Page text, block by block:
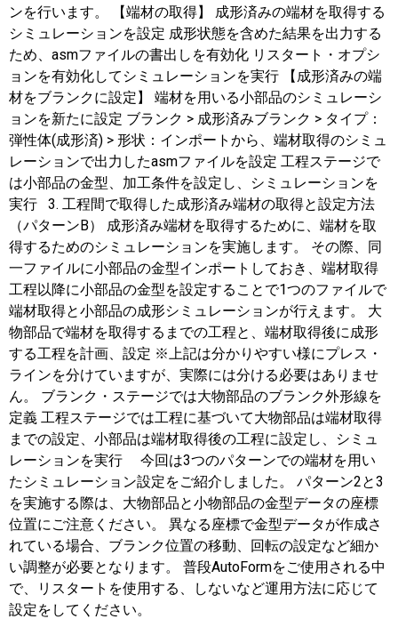
ンを行います。 【端材の取得】 成形済みの端材を取得する
シミュレーションを設定 成形状態を含めた結果を出力する
ため、asmファイルの書出しを有効化 リスタート・オプシ
ョンを有効化してシミュレーションを実行 【成形済みの端
材をブランクに設定】 端材を用いる小部品のシミュレーシ
ョンを新たに設定 ブランク > 成形済みブランク > タイプ：
弾性体(成形済) > 形状：インポートから、端材取得のシミュ
レーションで出力したasmファイルを設定 工程ステージで
は小部品の金型、加工条件を設定し、シミュレーションを
実行 3. 工程間で取得した成形済み端材の取得と設定方法
（パターンB） 成形済み端材を取得するために、端材を取
得するためのシミュレーションを実施します。 その際、同
一ファイルに小部品の金型インポートしておき、端材取得
工程以降に小部品の金型を設定することで1つのファイルで
端材取得と小部品の成形シミュレーションが行えます。 大
物部品で端材を取得するまでの工程と、端材取得後に成形
する工程を計画、設定 ※上記は分かりやすい様にプレス・
ラインを分けていますが、実際には分ける必要はありませ
ん。 ブランク・ステージでは大物部品のブランク外形線を
定義 工程ステージでは工程に基づいて大物部品は端材取得
までの設定、小部品は端材取得後の工程に設定し、シミュ
レーションを実行 今回は3つのパターンでの端材を用い
たシミュレーション設定をご紹介しました。 パターン2と3
を実施する際は、大物部品と小物部品の金型データの座標
位置にご注意ください。 異なる座標で金型データが作成さ
れている場合、ブランク位置の移動、回転の設定など細か
い調整が必要となります。 普段AutoFormをご使用される中
で、リスタートを使用する、しないなど運用方法に応じて
設定をしてください。